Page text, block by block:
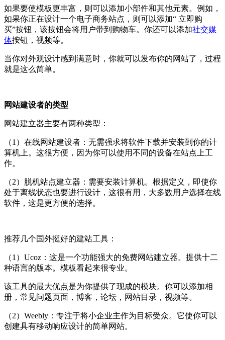
如果要使模板更丰富，则可以添加小部件和其他元素。例如，
如果你正在设计一个电子商务站点，则可以添加“ 立即购
买”按钮，该按钮会将用户带到购物车。你还可以添加社交媒
体按钮，视频等。
当你对外观设计感到满意时，你就可以发布你的网站了，过程
就是这么简单。
网站建设者的类型
网站建立器主要有两种类型：
（1）在线网站建设者：无需强求将软件下载并安装到你的计
算机上。这很方便，因为你可以使用不同的设备在站点上工
作。
（2）脱机站点建立器：需要安装计算机。根据定义，即使你
处于离线状态也要进行设计，这很有用，大多数用户选择在线
软件，这是更方便的选择。
推荐几个国外挺好的建站工具：
（1）Ucoz：这是一个功能强大的免费网站建立器。提供十二
种语言的版本。模板看起来很专业。
该工具的最大优点是为你提供了现成的模块。你可以添加相
册，常见问题页面，博客，论坛，网站目录，视频等。
（2）Weebly：专注于将小企业主作为目标受众。它使你可以
创建具有移动响应设计的简单网站。